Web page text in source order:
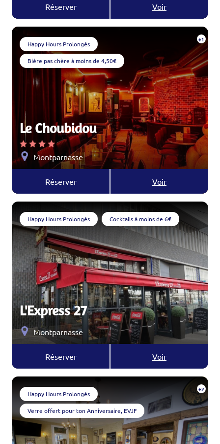
Réserver Voir
Happy Hours Prolongés
Bière pas chère à moins de 4,50€
+1
Le Choubidou
Montparnasse
Réserver Voir
Happy Hours Prolongés Cocktails à moins de 6€
L'Express 27
Montparnasse
Réserver Voir
Happy Hours Prolongés
Verre offert pour ton Anniversaire, EVJF
+2